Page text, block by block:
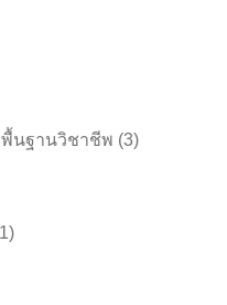
พื้นฐานวิชาชีพ (3)